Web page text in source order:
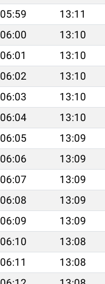
05:59 13:11
06:00 13:10
06:01 13:10
06:02 13:10
06:03 13:10
06:04 13:10
06:05 13:09
06:06 13:09
06:07 13:09
06:08 13:09
06:09 13:09
06:10 13:08
06:11 13:08